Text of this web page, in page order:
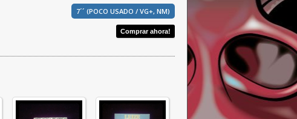
7´´ (POCO USADO / VG+, NM)